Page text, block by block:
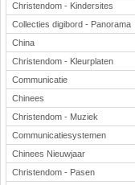
Christendom - Kindersites
Collecties digibord - Panorama
China
Christendom - Kleurplaten
Communicatie
Chinees
Christendom - Muziek
Communicatiesystemen
Chinees Nieuwjaar
Christendom - Pasen